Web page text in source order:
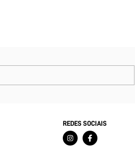
REDES SOCIAIS